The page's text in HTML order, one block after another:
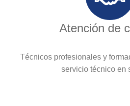
Atención de
Técnicos profesionales y
servicio técnico en